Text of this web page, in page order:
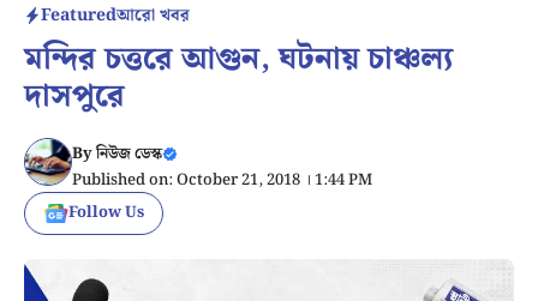
Featuredআরো খবর
মন্দির চত্তরে আগুন, ঘটনায় চাঞ্চল্য
দাসপুরে
Byনিউজ ডেস্ক
Published on: October 21, 2018 । 1:44 PM
Follow Us